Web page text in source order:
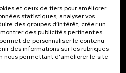
à recevoir les
et ceux de tiers pour améliorer
statistiques, analyser vos
des groupes d’intérêt, créer un
des publicités pertinentes
de personnaliser le contenu
des informations sur les rubriques
nous permettant d’améliorer le site